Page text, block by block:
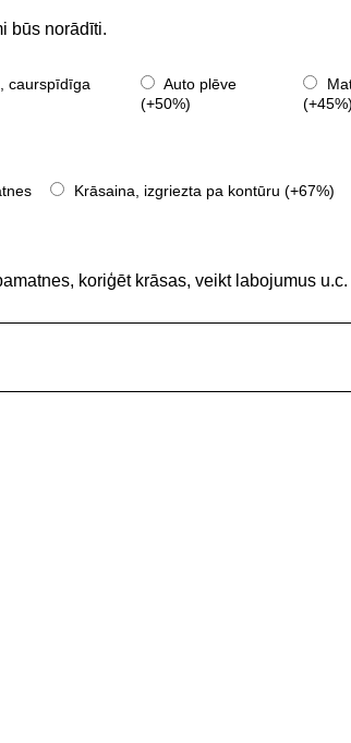
būs norādīti.
caurspīdīga
Auto plēve
(+50%)
(+45%)
Krāsaina, izgriezta pa kontūru (+67%)
koriģēt krāsas, veikt labojumus u.c.